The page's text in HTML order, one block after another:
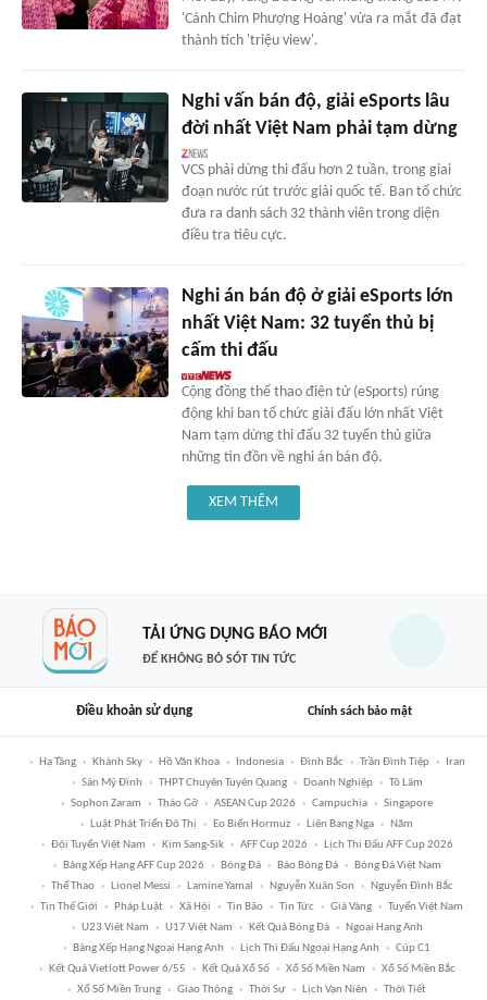
'Cánh Chim Phượng Hoàng' vừa ra mắt đã đạt
thành tích 'triệu view'.
Nghi vấn bán độ, giải eSports lâu
đời nhất Việt Nam phải tạm dừng
VCS phải dừng thi đấu hơn 2 tuần, trong giai
đoạn nước rút trước giải quốc tế. Ban tổ chức
đưa ra danh sách 32 thành viên trong diện
điều tra tiêu cực.
Nghi án bán độ ở giải eSports lớn
nhất Việt Nam: 32 tuyển thủ bị
cấm thi đấu
Cộng đồng thể thao điện tử (eSports) rúng
động khi ban tổ chức giải đấu lớn nhất Việt
Nam tạm dừng thi đấu 32 tuyển thủ giữa
những tin đồn về nghi án bán độ.
XEM THÊM
TẢI ỨNG DỤNG BÁO MỚI
ĐỂ KHÔNG BỎ SÓT TIN TỨC
Điều khoản sử dụng Chính sách bảo mật
Hạ Tầng Khánh Sky Hồ Văn Khoa Indonesia Đình Bắc Trần Đình Tiệp
Iran
Sân Mỹ Đình
THPT Chuyên Tuyên Quang Doanh Nghiệp
Tô Lâm
Sophon Zaram
Tháo Gỡ ASEAN Cup 2026 Campuchia
Singapore
Luật Phát Triển Đô Thị
Eo Biển Hormuz Liên Bang Nga
Năm
Đội Tuyển Việt Nam
Kim Sang-Sik AFF Cup 2026
Lịch Thi Đấu AFF Cup 2026
Bảng Xếp Hạng AFF Cup 2026
Bóng Đá Báo Bóng Đá
Bóng Đá Việt Nam
Thể Thao
Lionel Messi Lamine Yamal Nguyễn Xuân Son
Nguyễn Đình Bắc
Tin Thế Giới
Pháp Luật Xã Hội Tin Bão Tin Tức Giá Vàng
Tuyển Việt Nam
U23 Việt Nam
U17 Việt Nam Kết Quả Bóng Đá
Ngoại Hạng Anh
Bảng Xếp Hạng Ngoại Hạng Anh
Lịch Thi Đấu Ngoại Hạng Anh
Cúp C1
Kết Quả Vietlott Power 6/55
Kết Quả Xổ Số Xổ Số Miền Nam
Xổ Số Miền Bắc
Xổ Số Miền Trung
Giao Thông Thời Sự Lịch Vạn Niên Thời Tiết